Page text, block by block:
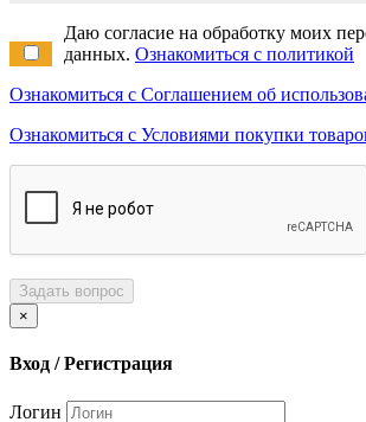
Даю согласие на обработку моих
данных. Ознакомиться с политикой
Ознакомиться с Соглашением об
Ознакомиться с Условиями покупки
Задать вопрос
×
Вход / Регистрация
Логин